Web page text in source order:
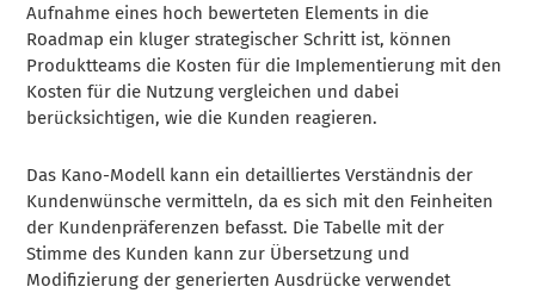
Aufnahme eines hoch bewerteten Elements in die
Roadmap ein kluger strategischer Schritt ist, können
Produktteams die Kosten für die Implementierung mit den
Kosten für die Nutzung vergleichen und dabei
berücksichtigen, wie die Kunden reagieren.
Das Kano-Modell kann ein detailliertes Verständnis der
Kundenwünsche vermitteln, da es sich mit den Feinheiten
der Kundenpräferenzen befasst. Die Tabelle mit der
Stimme des Kunden kann zur Übersetzung und
Modifizierung der generierten Ausdrücke verwendet